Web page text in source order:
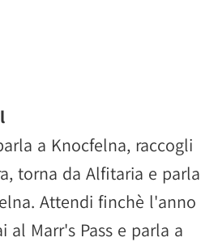
a Knocfelna, raccogli
torna da Alfitaria e parla
Attendi finchè l'anno
al Marr's Pass e parla a